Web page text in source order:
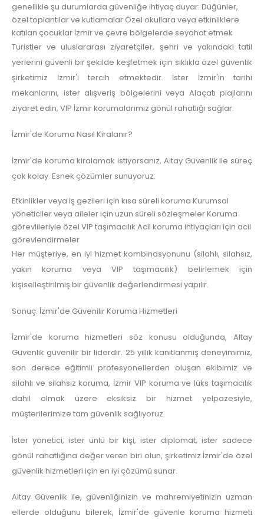
genellikle şu durumlarda güvenliğe ihtiyaç duyar: Düğünler,
özel toplantılar ve kutlamalar Özel okullara veya etkinliklere
katılan çocuklar İzmir ve çevre bölgelerde seyahat etmek
Turistler ve uluslararası ziyaretçiler, şehri ve yakındaki tatil
yerlerini güvenli bir şekilde keşfetmek için sıklıkla özel güvenlik
şirketimiz İzmir'i tercih etmektedir. İster İzmir'in tarihi
mekanlarını, ister alışveriş bölgelerini veya Alaçatı plajlarını
ziyaret edin, VIP İzmir korumalarımız gönül rahatlığı sağlar.
İzmir'de Koruma Nasıl Kiralanır?
İzmir'de koruma kiralamak istiyorsanız, Altay Güvenlik ile süreç
çok kolay. Esnek çözümler sunuyoruz:
Etkinlikler veya iş gezileri için kısa süreli koruma Kurumsal
yöneticiler veya aileler için uzun süreli sözleşmeler Koruma
görevlileriyle özel VIP taşımacılık Acil koruma ihtiyaçları için acil
görevlendirmeler
Her müşteriye, en iyi hizmet kombinasyonunu (silahlı, silahsız,
yakın koruma veya VIP taşımacılık) belirlemek için
kişiselleştirilmiş bir güvenlik değerlendirmesi yapılır.
Sonuç: İzmir'de Güvenilir Koruma Hizmetleri
İzmir'de koruma hizmetleri söz konusu olduğunda, Altay
Güvenlik güvenilir bir liderdir. 25 yıllık kanıtlanmış deneyimimiz,
son derece eğitimli profesyonellerden oluşan ekibimiz ve
silahlı ve silahsız koruma, İzmir VIP koruma ve lüks taşımacılık
dahil olmak üzere eksiksiz bir hizmet yelpazesiyle,
müşterilerimize tam güvenlik sağlıyoruz.
İster yönetici, ister ünlü bir kişi, ister diplomat, ister sadece
gönül rahatlığına değer veren biri olun, şirketimiz İzmir'de özel
güvenlik hizmetleri için en iyi çözümü sunar.
Altay Güvenlik ile, güvenliğinizin ve mahremiyetinizin uzman
ellerde olduğunu bilerek, İzmir'de güvenle koruma hizmeti